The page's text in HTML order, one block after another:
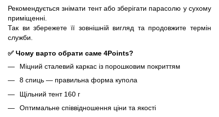
Рекомендується знімати тент або зберігати парасолю у сухому
приміщенні.
Так ви збережете її зовнішній вигляд та продовжите термін
служби.
✅ Чому варто обрати саме 4Points?
Міцний сталевий каркас із порошковим покриттям
8 спиць — правильна форма купола
Щільний тент 160 г
Оптимальне співвідношення ціни та якості